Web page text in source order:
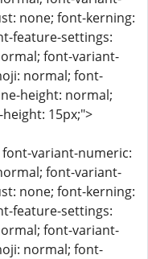
none; font-kerning:
feature-settings:
font-variant-
normal; font-
height: normal;
15px;">
font-variant-numeric:
font-variant-
none; font-kerning:
feature-settings:
font-variant-
normal; font-